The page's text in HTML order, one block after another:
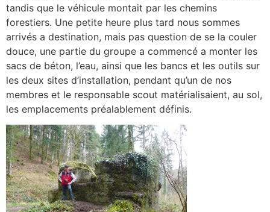
tandis que le véhicule montait par les chemins
forestiers. Une petite heure plus tard nous sommes
arrivés a destination, mais pas question de se la couler
douce, une partie du groupe a commencé a monter les
sacs de béton, l’eau, ainsi que les bancs et les outils sur
les deux sites d’installation, pendant qu’un de nos
membres et le responsable scout matérialisaient, au sol,
les emplacements préalablement définis.